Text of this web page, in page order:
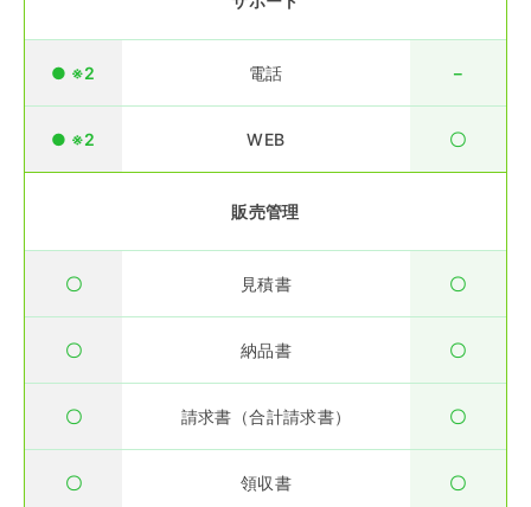
● ※2 電話 －
● ※2 WEB 〇
販売管理
〇 見積書 〇
〇 納品書 〇
〇 請求書（合計請求書） 〇
〇 領収書 〇